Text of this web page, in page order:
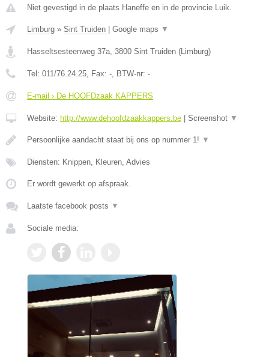
Niet gevestigd in de plaats Haneffe en in de provincie Luik.
Limburg » Sint Truiden | Google maps ▼
Hasseltsesteenweg 37a 3800 Sint Truiden (Limburg)
Tel: 011/76.24.25 , Fax: - , BTW-nr: -
E-mail › De HOOFDzaak KAPPERS
Website: http://www.dehoofdzaakkappers.be | Screenshot ▼
Persoonlijke aandacht staat bij ons op nummer 1! ▼
Diensten: Knippen, Kleuren, Advies
Er wordt gewerkt op afspraak.
Laatste facebook posts ▼
Sociale media: